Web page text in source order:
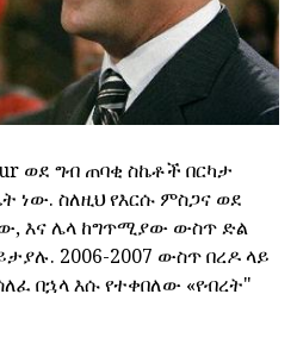
ወደ ግብ ጠባቂ ስኬቶች በርካታ
ነው. ስለዚህ የእርሱ ምስጋና ወደ
እና ሌላ ከግጥሚያው ውስጥ ድል
2006-2007 ውስጥ በረዶ ላይ
በኋላ እሱ የተቀበለው «የብረት"